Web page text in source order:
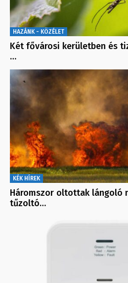
HAZÁNK - KÖZÉLET
Két fővárosi kerületben és
…
KÉK HÍREK
Háromszor oltottak lángoló
tűzoltó…